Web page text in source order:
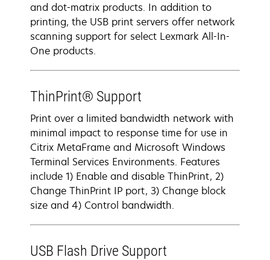
and dot-matrix products. In addition to
printing, the USB print servers offer network
scanning support for select Lexmark All-In-
One products.
ThinPrint® Support
Print over a limited bandwidth network with
minimal impact to response time for use in
Citrix MetaFrame and Microsoft Windows
Terminal Services Environments. Features
include 1) Enable and disable ThinPrint, 2)
Change ThinPrint IP port, 3) Change block
size and 4) Control bandwidth.
USB Flash Drive Support